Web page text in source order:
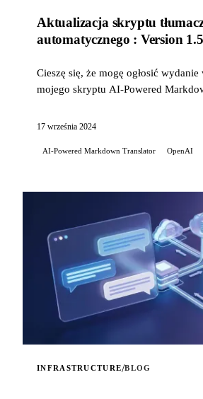
Aktualizacja skryptu
automatycznego : Version 1.5
Cieszę się, że mogę ogłosić wydanie
mojego skryptu AI-Powered
17 września 2024
AI-Powered Markdown Translator OpenAI
INFRASTRUCTURE/BLOG